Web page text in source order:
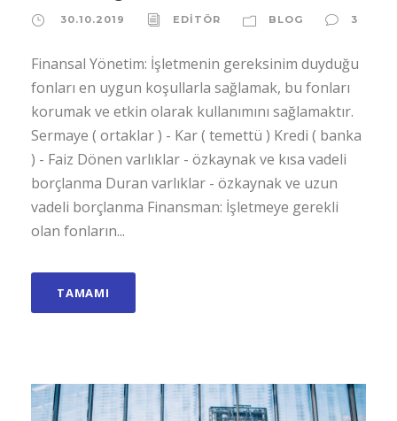
30.10.2019 EDİTÖR BLOG 3
Finansal Yönetim: İşletmenin gereksinim duyduğu
fonları en uygun koşullarla sağlamak, bu fonları
korumak ve etkin olarak kullanımını sağlamaktır.
Sermaye ( ortaklar ) - Kar ( temettü ) Kredi ( banka
) - Faiz Dönen varlıklar - özkaynak ve kısa vadeli
borçlanma Duran varlıklar - özkaynak ve uzun
vadeli borçlanma Finansman: İşletmeye gerekli
olan fonların...
TAMAMI